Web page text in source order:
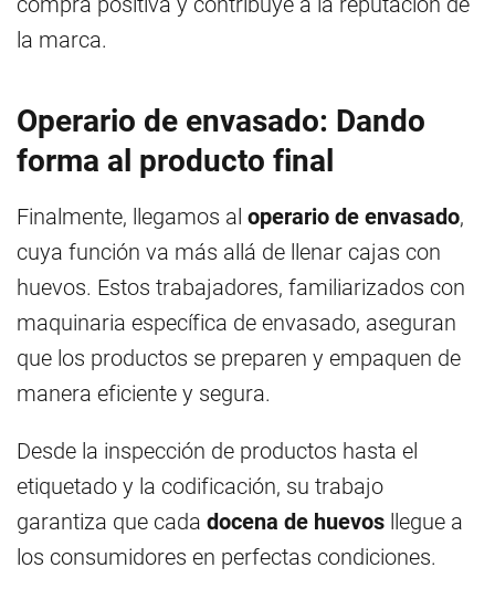
la marca.
Operario de envasado: Dando
forma al producto final
Finalmente, llegamos al operario de envasado,
cuya función va más allá de llenar cajas con
huevos. Estos trabajadores, familiarizados con
maquinaria específica de envasado, aseguran
que los productos se preparen y empaquen de
manera eficiente y segura.
Desde la inspección de productos hasta el
etiquetado y la codificación, su trabajo
garantiza que cada docena de huevos llegue a
los consumidores en perfectas condiciones.